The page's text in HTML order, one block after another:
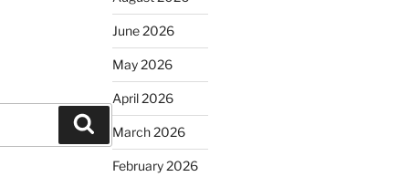
Search
June 2026
May 2026
April 2026
March 2026
February 2026